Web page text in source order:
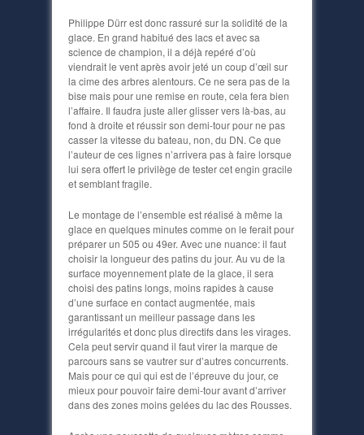
Philippe Dürr est donc rassuré sur la solidité de la
glace. En grand habitué des lacs et avec sa
science de champion, il a déjà repéré d’où
viendrait le vent après avoir jeté un coup d’œil sur
la cime des arbres alentours. Ce ne sera pas de la
bise mais pour une remise en route, cela fera bien
l’affaire. Il faudra juste aller glisser vers là-bas, au
fond à droite et réussir son demi-tour pour ne pas
casser la vitesse du bateau, non, du DN. Ce que
l’auteur de ces lignes n’arrivera pas à faire lorsque
lui sera offert le privilège de tester cet engin gracile
et semblant fragile.
Le montage de l’ensemble est réalisé à même la
glace en quelques minutes comme on le ferait pour
préparer un 505 ou 49er. Avec une nuance: il faut
choisir la longueur des patins du jour. Au vu de la
surface moyennement plate de la glace, il sera
choisi des patins longs, moins rapides à cause
d’une surface en contact augmentée, mais
garantissant un meilleur passage dans les
irrégularités et donc plus directifs dans les virages.
Cela peut servir quand il faut virer la marque de
parcours sans se vautrer sur d’autres concurrents.
Mais pour ce qui qui est de l’épreuve du jour, ce
mieux pour pouvoir faire demi-tour avant d’arriver
dans des zones moins gelées du lac des Rousses.